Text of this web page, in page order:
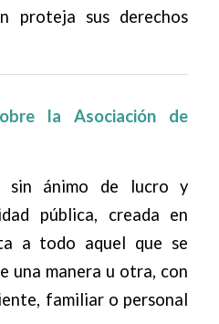
proteja sus derechos
la
Asociación de
sin ánimo de lucro y
pública, creada en
a todo aquel que se
una manera u otra, con
familiar o personal